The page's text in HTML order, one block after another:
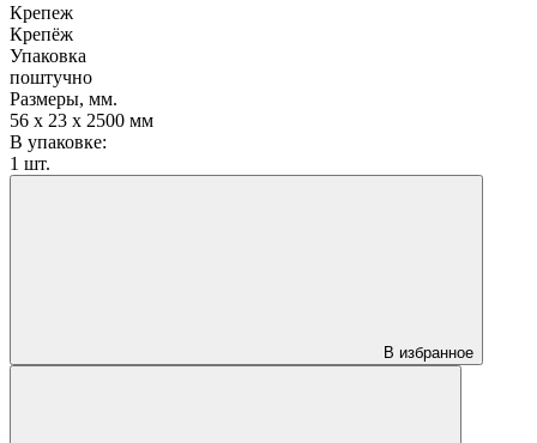
Крепеж
Крепёж
Упаковка
поштучно
Размеры, мм.
56 х 23 х 2500 мм
В упаковке:
1 шт.
В избранное